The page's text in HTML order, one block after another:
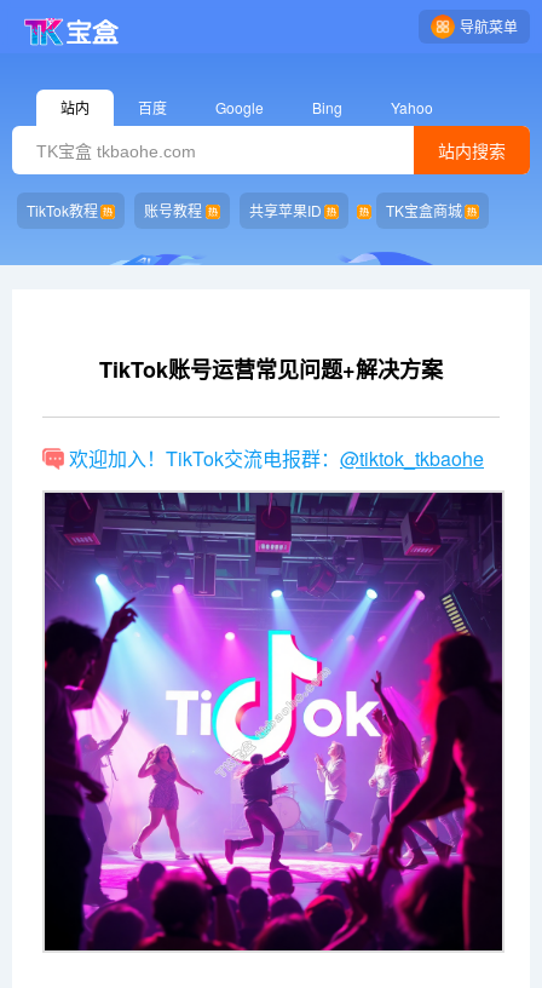
导航菜单
站内 百度 Google Bing Yahoo
站内搜索
TikTok教程 账号教程 共享苹果ID TK宝盒商城
TikTok账号运营常见问题+解决方案
欢迎加入！TikTok交流电报群： @tiktok_tkbaohe